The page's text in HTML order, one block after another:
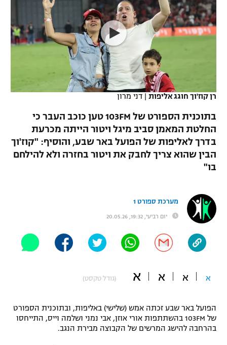
VOD
תוצאות
לוח שידורים
ברחבה
"מעל הליגה" – פודקאסט
"מחצית בשכונה" – פודקאסט
משתתפים וזוכים בפרסים
תקנון משתתפים וזוכים בפרסים
תקנון עבור פעילות אלקטרה
טניס
נבחרת ישראל
מכבי חיפה
מכבי תל אביב
הפועל חיפה
הפועל באר שבע
בני יהודה
ליגה ספרדית
ליגה צרפתית
ליגה הולנדית
ליגה טורקית
ליגה סינית
ליגה ברזילאית
ליגות נוספות
כדורסל נשים
מכבי תל אביב
הפועל ירושלים
יורוליג
טניס
שחייה
ג'ודו
אגרוף
UFC
היאבקות WWE
אופניים
ספורט מוטורי
פוטבול אמריקאי NFL
רן קוז'וך חוגג אליפות | דני מרון
בתוכנית הספורט של 103FM טען כוכב העבר כי
החלטת המאמן סביב מיגל ויטור הייתה מכרעת
בדרך לאליפות של הפועל באר שבע, והוסיף: "קוז'וך
הבין שהוא צריך לחבק את ויטור בחזרה ולא להילחם
בו"
מערכת ספורט 1
יום רביעי, 19:32, 20.05.26
א א א א (גודל טקסט)
הפועל באר שבע זכתה אמש (שלישי) באליפות, ובתוכנית הספורט
של 103FM בהשתתפות אורי אוזן, אבי נמני ושלמה וייס, התייחסו
בהרחבה להישג המרשים של הקבוצה מבירת הנגב.